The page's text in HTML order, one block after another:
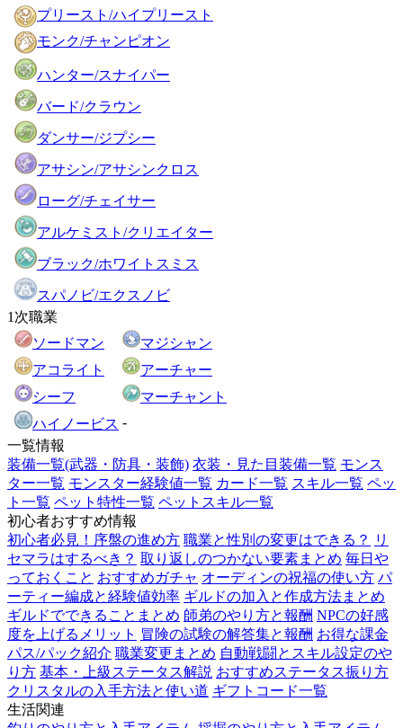
プリースト/ハイプリースト
モンク/チャンピオン
ハンター/スナイパー
バード/クラウン
ダンサー/ジプシー
アサシン/アサシンクロス
ローグ/チェイサー
アルケミスト/クリエイター
ブラック/ホワイトスミス
スパノビ/エクスノビ
1次職業
ソードマン
マジシャン
アコライト
アーチャー
シーフ
マーチャント
ハイノービス -
一覧情報
装備一覧(武器・防具・装飾) 衣装・見た目装備一覧 モンス
ター一覧 モンスター経験値一覧 カード一覧 スキル一覧 ペッ
ト一覧 ペット特性一覧 ペットスキル一覧
初心者おすすめ情報
初心者必見！序盤の進め方 職業と性別の変更はできる？
リ
セマラはするべき？ 取り返しのつかない要素まとめ 毎日や
っておくこと おすすめガチャ オーディンの祝福の使い方 パ
ーティー編成と経験値効率 ギルドの加入と作成方法まとめ
ギルドでできることまとめ 師弟のやり方と報酬 NPCの好感
度を上げるメリット 冒険の試験の解答集と報酬 お得な課金
パス/パック紹介 職業変更まとめ 自動戦闘とスキル設定のや
り方 基本・上級ステータス解説 おすすめステータス振り方
クリスタルの入手方法と使い道 ギフトコード一覧
生活関連